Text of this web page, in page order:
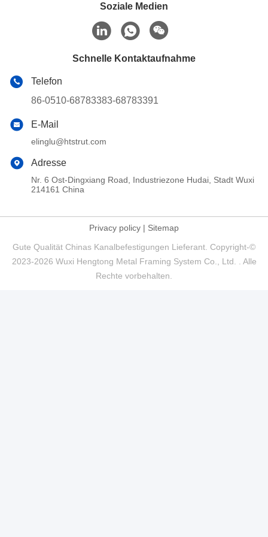
Soziale Medien
Schnelle Kontaktaufnahme
Telefon
86-0510-68783383-68783391
E-Mail
elinglu@htstrut.com
Adresse
Nr. 6 Ost-Dingxiang Road, Industriezone Hudai, Stadt Wuxi
214161 China
Privacy policy | Sitemap
Gute Qualität Chinas Kanalbefestigungen Lieferant. Copyright-©
2023-2026 Wuxi Hengtong Metal Framing System Co., Ltd. . Alle
Rechte vorbehalten.